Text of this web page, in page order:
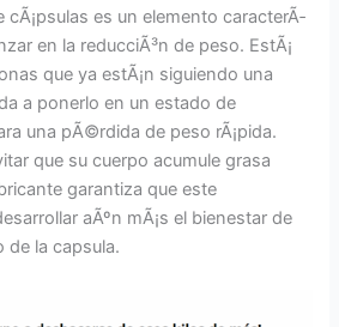
cÃ¡psulas es un elemento caracterÃ­
en la reducciÃ³n de peso. EstÃ¡
que ya estÃ¡n siguiendo una
a ponerlo en un estado de
una pÃ©rdida de peso rÃ¡pida.
que su cuerpo acumule grasa
garantiza que este
aÃºn mÃ¡s el bienestar de
de la capsula.